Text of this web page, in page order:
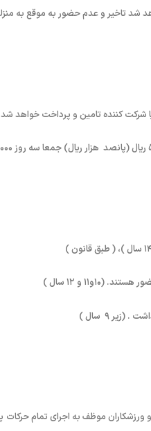
شرکت کننده تامین و پرداخت خواهد
موظف به اجرای تمام